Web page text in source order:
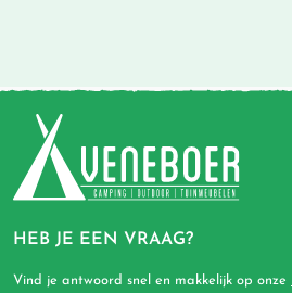
HEB JE EEN VRAAG?
Vind je antwoord snel en makkelijk op onze